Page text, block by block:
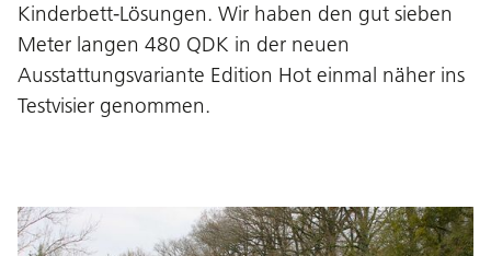
Kinderbett-Lösungen. Wir haben den gut sieben
Meter langen 480 QDK in der neuen
Ausstattungsvariante Edition Hot einmal näher ins
Testvisier genommen.